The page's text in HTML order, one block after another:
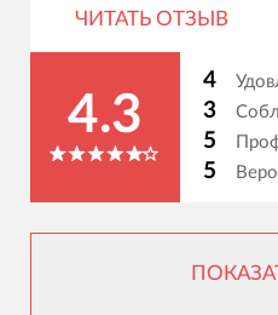
ЧИТАТЬ ОТЗЫВ
4.3
4
3
5
5